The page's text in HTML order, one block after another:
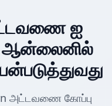
ஐ
ஆன்லைனில்
அட்டவணை கோப்பு